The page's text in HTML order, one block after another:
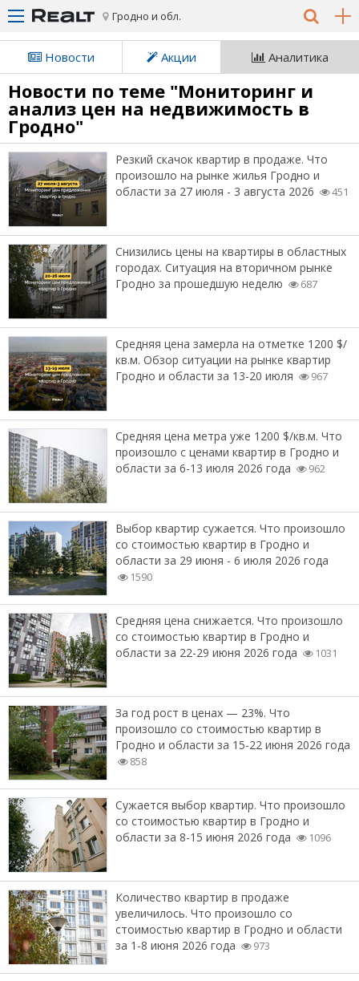
Гродно и обл.
Новости Акции Аналитика
Новости по теме "Мониторинг и
анализ цен на недвижимость в
Гродно"
Резкий скачок квартир в продаже. Что
произошло на рынке жилья Гродно и
области за 27 июля - 3 августа 2026
451
Снизились цены на квартиры в областных
городах. Ситуация на вторичном рынке
Гродно за прошедшую неделю
687
Средняя цена замерла на отметке 1200 $/
кв.м. Обзор ситуации на рынке квартир
Гродно и области за 13-20 июля
967
Средняя цена метра уже 1200 $/кв.м. Что
произошло с ценами квартир в Гродно и
области за 6-13 июля 2026 года
962
Выбор квартир сужается. Что произошло
со стоимостью квартир в Гродно и
области за 29 июня - 6 июля 2026 года
1590
Средняя цена снижается. Что произошло
со стоимостью квартир в Гродно и
области за 22-29 июня 2026 года
1031
За год рост в ценах — 23%. Что
произошло со стоимостью квартир в
Гродно и области за 15-22 июня 2026 года
858
Сужается выбор квартир. Что произошло
со стоимостью квартир в Гродно и
области за 8-15 июня 2026 года
1096
Количество квартир в продаже
увеличилось. Что произошло со
стоимостью квартир в Гродно и области
за 1-8 июня 2026 года
973